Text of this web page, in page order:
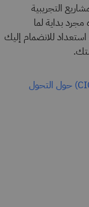
التجريبية
مجرد بداية لما
للانضمام إليك
اقرأ المزيد: وجهة نظر المدير التنفيذي للمعلومات (CIO) حول التحول